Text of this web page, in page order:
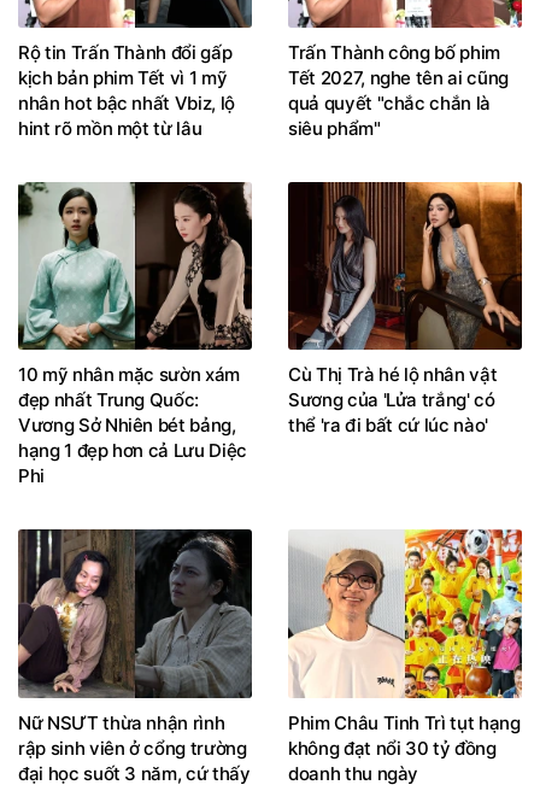
Rộ tin Trấn Thành đổi gấp
kịch bản phim Tết vì 1 mỹ
nhân hot bậc nhất Vbiz, lộ
hint rõ mồn một từ lâu
Trấn Thành công bố phim
Tết 2027, nghe tên ai cũng
quả quyết "chắc chắn là
siêu phẩm"
10 mỹ nhân mặc sườn xám
đẹp nhất Trung Quốc:
Vương Sở Nhiên bét bảng,
hạng 1 đẹp hơn cả Lưu Diệc
Phi
Cù Thị Trà hé lộ nhân vật
Sương của 'Lửa trắng' có
thể 'ra đi bất cứ lúc nào'
Nữ NSƯT thừa nhận rình
rập sinh viên ở cổng trường
đại học suốt 3 năm, cứ thấy
Phim Châu Tinh Trì tụt hạng
không đạt nổi 30 tỷ đồng
doanh thu ngày